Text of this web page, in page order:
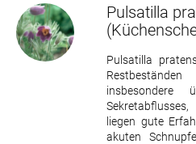
Pulsatilla
Pulsatilla
liegen gute
akuten